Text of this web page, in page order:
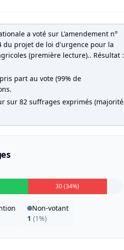
a voté sur L'amendement n°
du projet de loi d'urgence pour la
(première lecture).. Résultat :
part au vote (99% de
sur 82 suffrages exprimés (majorité
30 (34%)
Non-votant
1 (1%)